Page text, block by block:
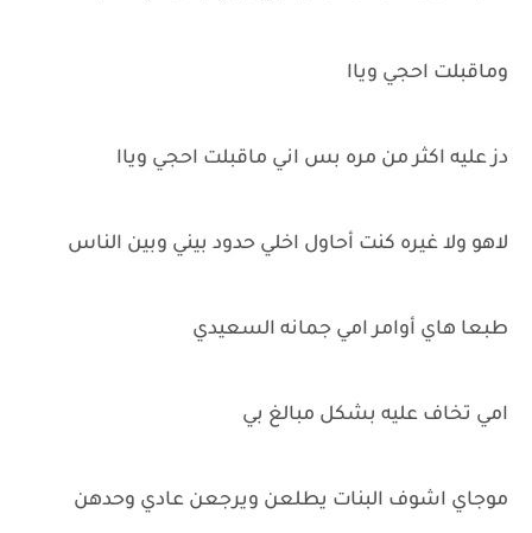
وماقبلت احجي وياا
دز عليه اكثر من مره بس اني ماقبلت احجي وياا
لاهو ولا غيره كنت أحاول اخلي حدود بيني وبين الناس
طبعا هاي أوامر امي جمانه السعيدي
امي تخاف عليه بشكل مبالغ بي
موجاي اشوف البنات يطلعن ويرجعن عادي وحدهن